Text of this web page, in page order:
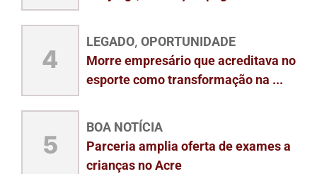
4
LEGADO, OPORTUNIDADE
Morre empresário que acreditava no
esporte como transformação na ...
5
BOA NOTÍCIA
Parceria amplia oferta de exames a
crianças no Acre